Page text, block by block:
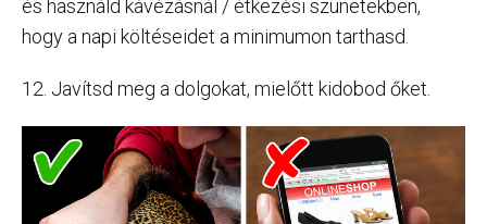
és használd kávézásnál / étkezési szünetekben,
hogy a napi költéseidet a minimumon tarthasd.
12. Javítsd meg a dolgokat, mielőtt kidobod őket.